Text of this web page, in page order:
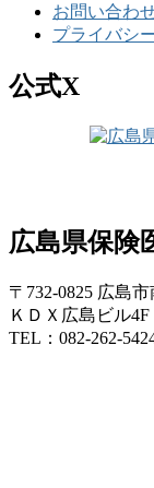
お問い合わ
プライバシ
公式X
広島県保険
〒732-0825 広島
ＫＤＸ広島ビル4F
TEL：082-262-